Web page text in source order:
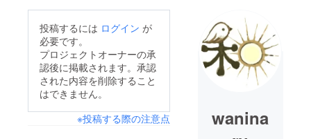
投稿するには ログイン が
必要です。
プロジェクトオーナーの承
認後に掲載されます。承認
された内容を削除すること
はできません。
※投稿する際の注意点
wanina